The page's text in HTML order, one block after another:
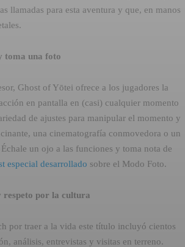
llamadas para esta aventura y que, en manos
toma una foto
Ghost of Yōtei ofrece a los jugadores la
en pantalla en (casi) cualquier momento
de ajustes para manipular el momento y
una cinematografía conmovedora o un
un ojo a las funciones y toma nota de
especial desarrollado sobre el Modo Foto.
respeto por la cultura
por traer a la vida este título incluyó cientos
análisis, entrevistas y visitas en terreno.